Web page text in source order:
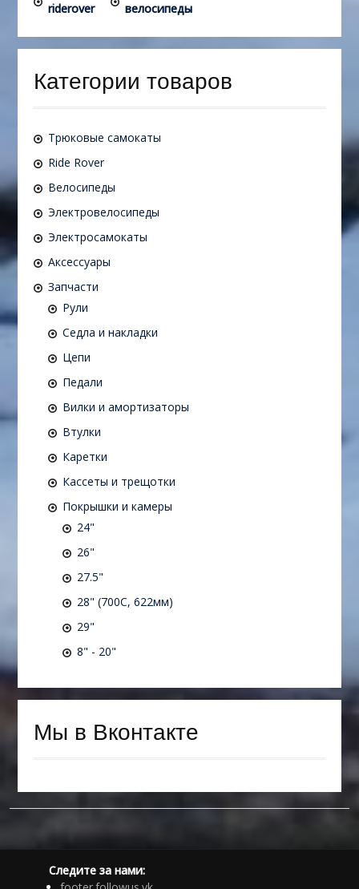
riderover
велосипеды
Категории товаров
Трюковые самокаты
Ride Rover
Велосипеды
Электровелосипеды
Электросамокаты
Аксессуары
Запчасти
Рули
Седла и накладки
Цепи
Педали
Вилки и амортизаторы
Втулки
Каретки
Кассеты и трещотки
Покрышки и камеры
24"
26"
27.5"
28" (700C, 622мм)
29"
8" - 20"
Мы в Вконтакте
Следите за нами: